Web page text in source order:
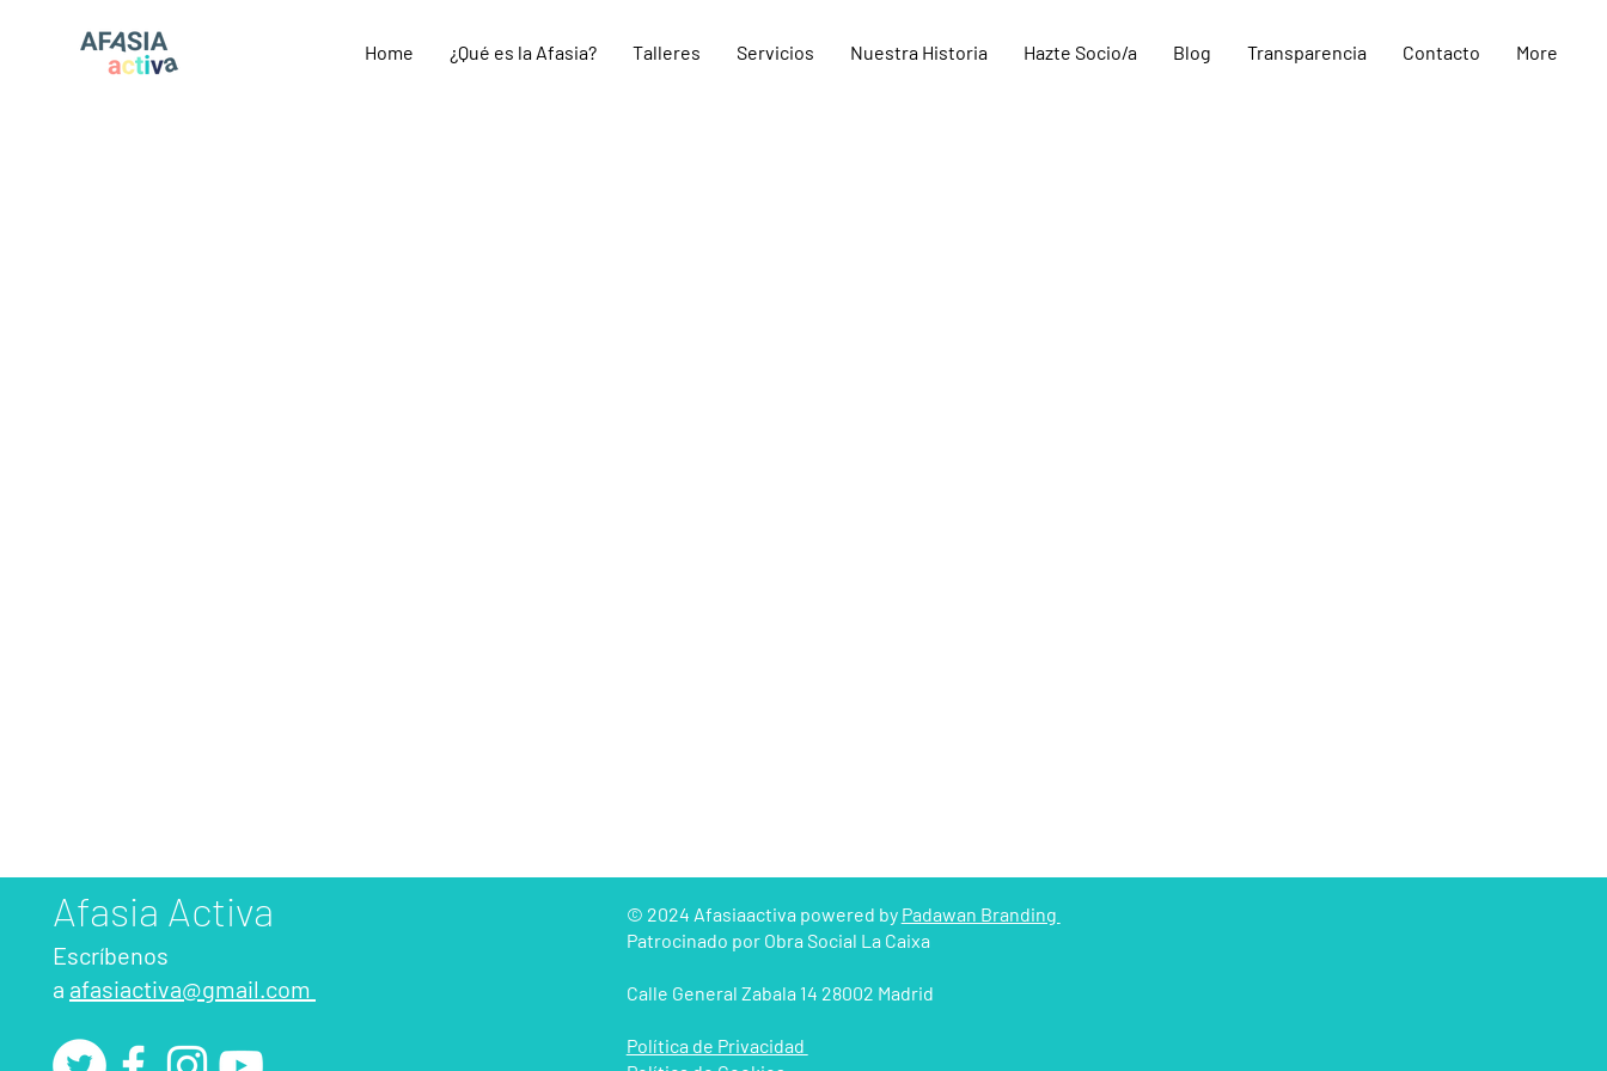
Home ¿Qué es la Afasia? Talleres Servicios Nuestra Historia Hazte Socio/a Blog Transparencia Contacto More
Afasia Activa
Escríbenos
a afasiactiva@gmail.com
© 2024 Afasiaactiva powered by Padawan Branding
Patrocinado por Obra Social La Caixa
Calle General Zabala 14 28002 Madrid
Política de Privacidad